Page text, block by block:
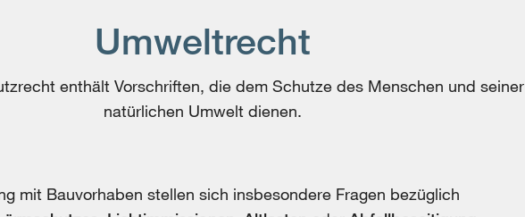
Umweltrecht
enthält Vorschriften, die dem Schutze des Menschen und seiner
natürlichen Umwelt dienen.
mit Bauvorhaben stellen sich insbesondere Fragen bezüglich